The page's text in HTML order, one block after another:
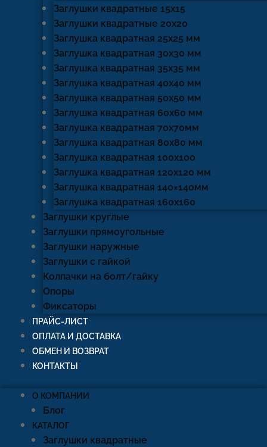
Заглушки квадратные 15х15
Заглушки квадратные 20х20
Заглушка квадратная 25х25 мм
Заглушка квадратная 30х30 мм
Заглушка квадратная 35х35 мм
Заглушка квадратная 40х40 мм
Заглушка квадратная 50х50 мм
Заглушка квадратная 60х60 мм
Заглушка квадратная 70х70мм
Заглушка квадратная 80х80 мм
Заглушка квадратная 100х100
Заглушка квадратная 120х120 мм
Заглушка квадратная 140×140мм
Заглушка квадратная 160х160
Заглушки круглые
Заглушки прямоугольные
Заглушки наружные
Заглушки с гайкой
Колпачки на болт/гайку
Опоры
Фиксаторы
ПРАЙС-ЛИСТ
ОПЛАТА И ДОСТАВКА
ОБМЕН И ВОЗВРАТ
КОНТАКТЫ
О КОМПАНИИ
Блог
КАТАЛОГ
Заглушки квадратные